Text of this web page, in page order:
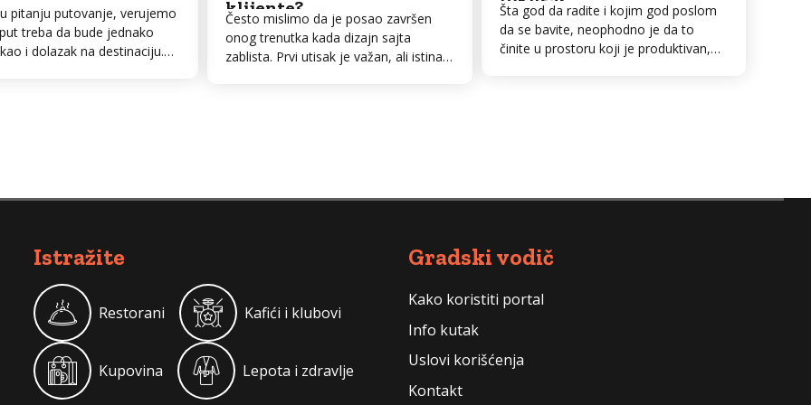
pitanju putovanje, verujemo
treba da bude jednako
i dolazak na destinaciju.
klijente?
Često mislimo da je posao završen
onog trenutka kada dizajn sajta
zablista. Prvi utisak je važan, ali istina
Šta god da radite i kojim god poslom
da se bavite, neophodno je da to
činite u prostoru koji je produktivan,
Istražite
Restorani Kafići i klubovi
Kupovina Lepota i zdravlje
Gradski vodič
Kako koristiti portal
Info kutak
Uslovi korišćenja
Kontakt